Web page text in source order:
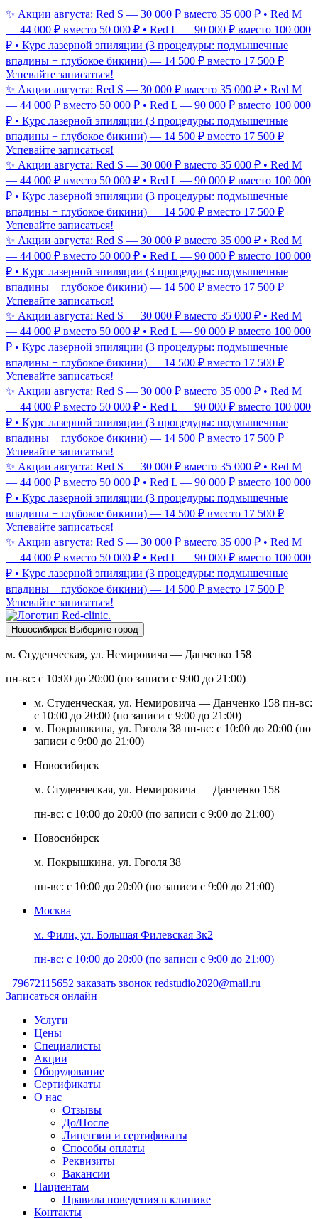
✨ Акции августа: Red S — 30 000 ₽ вместо 35 000 ₽ • Red M
— 44 000 ₽ вместо 50 000 ₽ • Red L — 90 000 ₽ вместо 100 000
₽ • Курс лазерной эпиляции (3 процедуры: подмышечные
впадины + глубокое бикини) — 14 500 ₽ вместо 17 500 ₽
Успевайте записаться!
✨ Акции августа: Red S — 30 000 ₽ вместо 35 000 ₽ • Red M
— 44 000 ₽ вместо 50 000 ₽ • Red L — 90 000 ₽ вместо 100 000
₽ • Курс лазерной эпиляции (3 процедуры: подмышечные
впадины + глубокое бикини) — 14 500 ₽ вместо 17 500 ₽
Успевайте записаться!
✨ Акции августа: Red S — 30 000 ₽ вместо 35 000 ₽ • Red M
— 44 000 ₽ вместо 50 000 ₽ • Red L — 90 000 ₽ вместо 100 000
₽ • Курс лазерной эпиляции (3 процедуры: подмышечные
впадины + глубокое бикини) — 14 500 ₽ вместо 17 500 ₽
Успевайте записаться!
✨ Акции августа: Red S — 30 000 ₽ вместо 35 000 ₽ • Red M
— 44 000 ₽ вместо 50 000 ₽ • Red L — 90 000 ₽ вместо 100 000
₽ • Курс лазерной эпиляции (3 процедуры: подмышечные
впадины + глубокое бикини) — 14 500 ₽ вместо 17 500 ₽
Успевайте записаться!
✨ Акции августа: Red S — 30 000 ₽ вместо 35 000 ₽ • Red M
— 44 000 ₽ вместо 50 000 ₽ • Red L — 90 000 ₽ вместо 100 000
₽ • Курс лазерной эпиляции (3 процедуры: подмышечные
впадины + глубокое бикини) — 14 500 ₽ вместо 17 500 ₽
Успевайте записаться!
✨ Акции августа: Red S — 30 000 ₽ вместо 35 000 ₽ • Red M
— 44 000 ₽ вместо 50 000 ₽ • Red L — 90 000 ₽ вместо 100 000
₽ • Курс лазерной эпиляции (3 процедуры: подмышечные
впадины + глубокое бикини) — 14 500 ₽ вместо 17 500 ₽
Успевайте записаться!
✨ Акции августа: Red S — 30 000 ₽ вместо 35 000 ₽ • Red M
— 44 000 ₽ вместо 50 000 ₽ • Red L — 90 000 ₽ вместо 100 000
₽ • Курс лазерной эпиляции (3 процедуры: подмышечные
впадины + глубокое бикини) — 14 500 ₽ вместо 17 500 ₽
Успевайте записаться!
✨ Акции августа: Red S — 30 000 ₽ вместо 35 000 ₽ • Red M
— 44 000 ₽ вместо 50 000 ₽ • Red L — 90 000 ₽ вместо 100 000
₽ • Курс лазерной эпиляции (3 процедуры: подмышечные
впадины + глубокое бикини) — 14 500 ₽ вместо 17 500 ₽
Успевайте записаться!
Новосибирск Выберите город
м. Студенческая, ул. Немировича — Данченко 158
пн-вс: с 10:00 до 20:00 (по записи с 9:00 до 21:00)
м. Студенческая, ул. Немировича — Данченко 158 пн-вс:
с 10:00 до 20:00 (по записи с 9:00 до 21:00)
м. Покрышкина, ул. Гоголя 38 пн-вс: с 10:00 до 20:00 (по
записи с 9:00 до 21:00)
Новосибирск
м. Студенческая, ул. Немировича — Данченко 158
пн-вс: с 10:00 до 20:00 (по записи с 9:00 до 21:00)
Новосибирск
м. Покрышкина, ул. Гоголя 38
пн-вс: с 10:00 до 20:00 (по записи с 9:00 до 21:00)
Москва
м. Фили, ул. Большая Филевская 3к2
пн-вс: с 10:00 до 20:00 (по записи с 9:00 до 21:00)
+79672115652 заказать звонок redstudio2020@mail.ru
Записаться онлайн
Услуги
Цены
Специалисты
Акции
Оборудование
Сертификаты
О нас
Отзывы
До/После
Лицензии и сертификаты
Способы оплаты
Реквизиты
Вакансии
Пациентам
Правила поведения в клинике
Контакты